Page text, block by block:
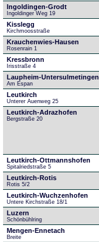
Ingoldingen-Grodt
Ingoldinger Weg 19
Kisslegg
Kirchmoosstraße
Krauchenwies-Hausen
Rosenrain 1
Kressbronn
Irisstraße 4
Laupheim-Untersulmetingen
Am Espan
Leutkirch
Unterer Auenweg 25
Leutkirch-Adrazhofen
Bergstraße 20
Leutkirch-Ottmannshofen
Spitalriedstraße 5
Leutkirch-Rotis
Rotis 5/2
Leutkirch-Wuchzenhofen
Untere Kirchstraße 18/1
Luzern
Schönbühlring
Mengen-Ennetach
Breite